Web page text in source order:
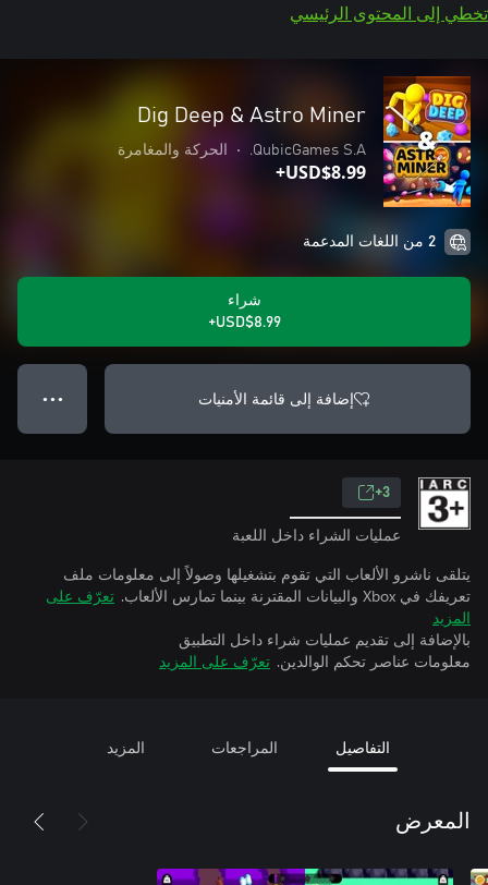
تخطي إلى المحتوى الرئيسي
Dig Deep & Astro Miner
QubicGames S.A.
• الحركة والمغامرة
USD$8.99+
2 من اللغات المدعمة
شراء
USD$8.99+
إضافة إلى قائمة الأمنيات ● ● ●
3+
عمليات الشراء داخل اللعبة
يتلقى ناشرو الألعاب التي تقوم بتشغيلها وصولاً إلى معلومات ملف
تعريفك في Xbox والبيانات المقترنة بينما تمارس الألعاب.
تعرّف على
المزيد
بالإضافة إلى تقديم عمليات شراء داخل التطبيق
معلومات عناصر تحكم الوالدين. تعرّف على المزيد
التفاصيل المراجعات المزيد
المعرض